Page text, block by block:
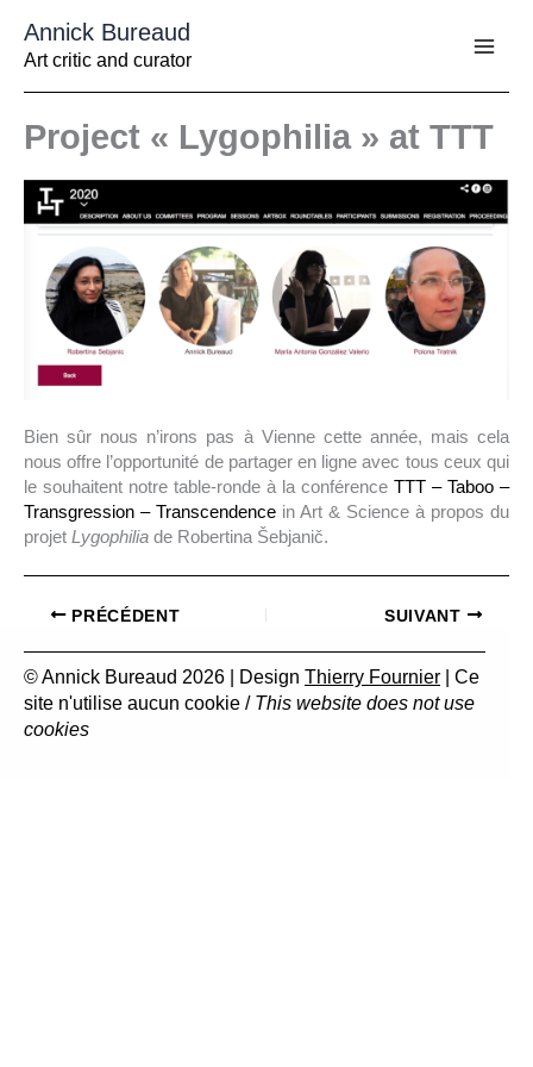
contenu
Annick Bureaud
Art critic and curator
Project « Lygophilia » at TTT
Bien sûr nous n’irons pas à Vienne cette année, mais cela
nous offre l’opportunité de partager en ligne avec tous ceux qui
le souhaitent notre table-ronde à la conférence TTT – Taboo –
Transgression – Transcendence in Art & Science à propos du
projet Lygophilia de Robertina Šebjanič.
PRÉCÉDENT SUIVANT
© Annick Bureaud 2026 | Design Thierry Fournier | Ce
site n'utilise aucun cookie / This website does not use
cookies